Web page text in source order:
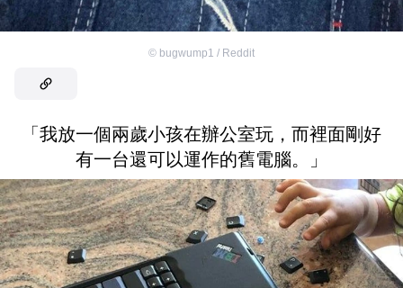
© bugwump1 / Reddit
「我放一個兩歲小孩在辦公室玩，而裡面剛好
有一台還可以運作的舊電腦。」